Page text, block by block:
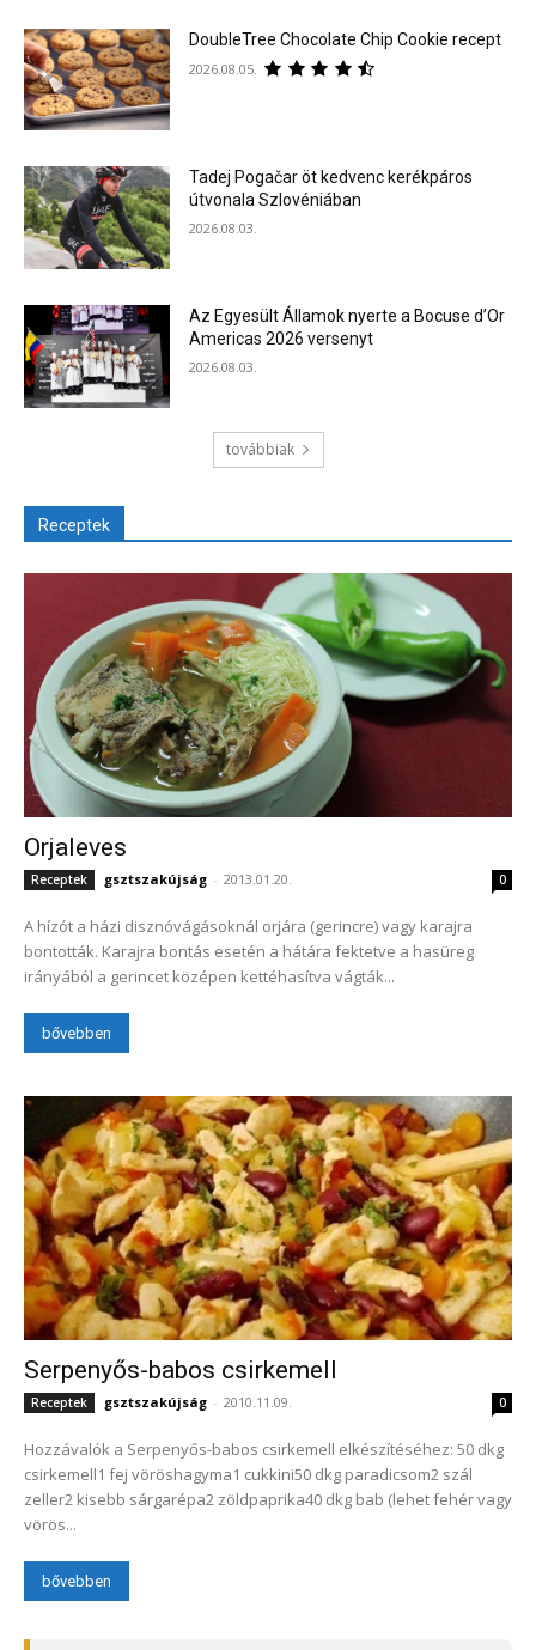
DoubleTree Chocolate Chip Cookie recept
2026.08.05.
Tadej Pogačar öt kedvenc kerékpáros
útvonala Szlovéniában
2026.08.03.
Az Egyesült Államok nyerte a Bocuse d’Or
Americas 2026 versenyt
2026.08.03.
továbbiak
Receptek
Orjaleves
Receptek gsztszakújság - 2013.01.20. 0
A hízót a házi disznóvágásoknál orjára (gerincre) vagy karajra
bontották. Karajra bontás esetén a hátára fektetve a hasüreg
irányából a gerincet középen kettéhasítva vágták...
bővebben
Serpenyős-babos csirkemell
Receptek gsztszakújság - 2010.11.09. 0
Hozzávalók a Serpenyős-babos csirkemell elkészítéséhez: 50 dkg
csirkemell1 fej vöröshagyma1 cukkini50 dkg paradicsom2 szál
zeller2 kisebb sárgarépa2 zöldpaprika40 dkg bab (lehet fehér vagy
vörös...
bővebben